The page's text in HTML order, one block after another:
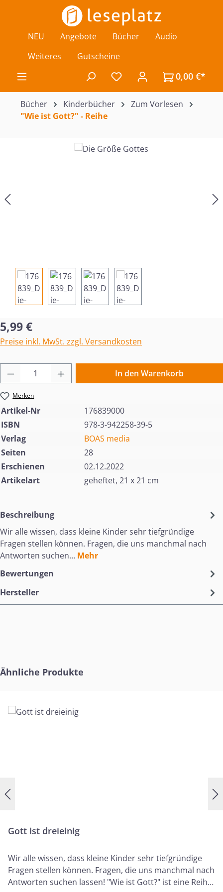
Zum Hauptinhalt springen
NEU Angebote Bücher
Audio
Weiteres
Gutscheine
Du hast 0 Produkte auf
0,00 €*
Bücher Kinderbücher
Zum Vorlesen
"Wie ist Gott?" - Reihe
Bildergalerie überspringen
Regulärer Preis:
5,99 €
Preise inkl. MwSt. zzgl. Versandkosten
Produkt Anzahl: Gib den gewünschten
In den Warenkorb
Merken
Artikel-Nr
176839000
ISBN
978-3-942258-39-5
Verlag
BOAS media
Seiten
28
Erschienen
02.12.2022
Artikelart
geheftet, 21 x 21 cm
Beschreibung
Wir alle wissen, dass kleine Kinder sehr tiefgründige
Fragen stellen können. Fragen, die uns manchmal nach
Antworten suchen… Mehr
Bewertungen
Hersteller
Produktgalerie überspringen
Ähnliche Produkte
Gott ist dreieinig
Wir alle wissen, dass kleine Kinder sehr tiefgründige
Fragen stellen können. Fragen, die uns manchmal nach
Antworten suchen lassen! "Wie ist Gott?" ist eine Reihe